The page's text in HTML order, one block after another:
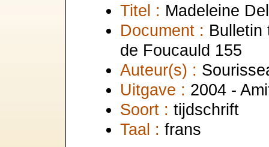
Titel : Madeleine
Document : Bulletin
de Foucauld 155
Auteur(s) :
Uitgave : 2004 -
Soort : tijdschrift
Taal : frans